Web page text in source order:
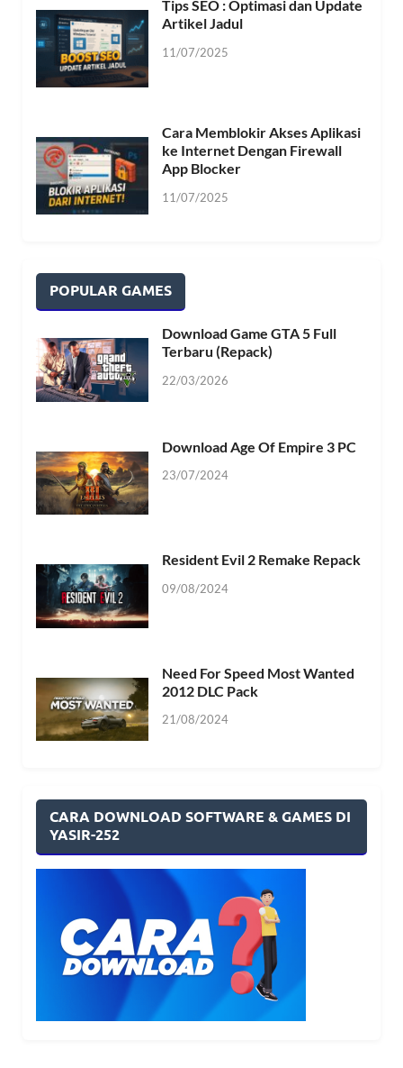
Tips SEO : Optimasi dan Update
Artikel Jadul
11/07/2025
Cara Memblokir Akses Aplikasi
ke Internet Dengan Firewall
App Blocker
11/07/2025
POPULAR GAMES
Download Game GTA 5 Full
Terbaru (Repack)
22/03/2026
Download Age Of Empire 3 PC
23/07/2024
Resident Evil 2 Remake Repack
09/08/2024
Need For Speed Most Wanted
2012 DLC Pack
21/08/2024
CARA DOWNLOAD SOFTWARE & GAMES DI
YASIR-252